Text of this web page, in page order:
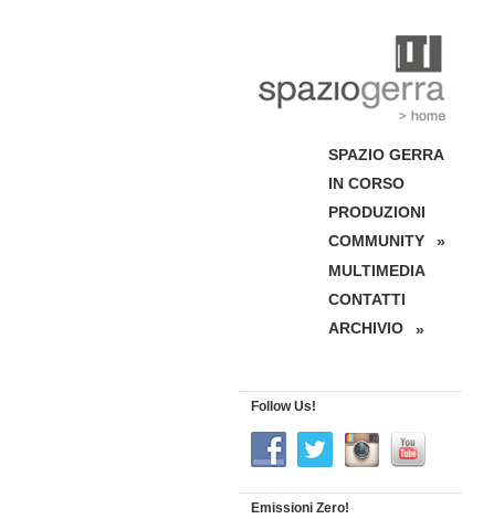
SPAZIO GERRA
IN CORSO
PRODUZIONI
COMMUNITY
»
MULTIMEDIA
CONTATTI
ARCHIVIO
»
Follow Us!
Emissioni Zero!